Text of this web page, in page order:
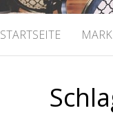
STARTSEITE